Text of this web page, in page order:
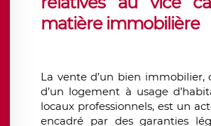
matière immobilière
La vente d’un bien immobilier,
d’un logement à usage
locaux professionnels, est un
encadré par des garanties